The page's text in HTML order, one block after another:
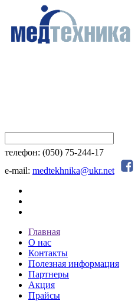
телефон: (050) 75-244-17
e-mail: medtekhnika@ukr.net
Главная
О нас
Контакты
Полезная информация
Партнеры
Акция
Прайсы